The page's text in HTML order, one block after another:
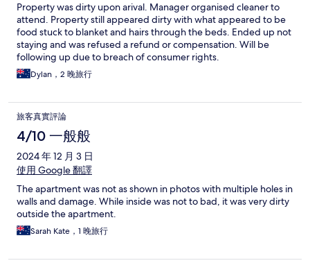
Property was dirty upon arival. Manager organised cleaner to
attend. Property still appeared dirty with what appeared to be
food stuck to blanket and hairs through the beds. Ended up not
staying and was refused a refund or compensation. Will be
following up due to breach of consumer rights.
Dylan，2 晚旅行
旅客真實評論
4/10 一般般
2024 年 12 月 3 日
使用 Google 翻譯
The apartment was not as shown in photos with multiple holes in
walls and damage. While inside was not to bad, it was very dirty
outside the apartment.
Sarah Kate，1 晚旅行